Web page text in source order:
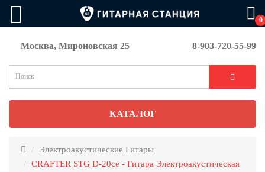
0
Москва, Мироновская 25 8-903-720-55-99
КАТАЛОГ
Электроакустические Гитары
CRAFTER STG D-20ce - Гитара Электроакустическая